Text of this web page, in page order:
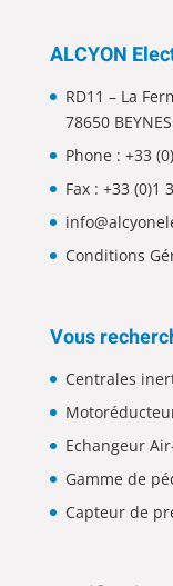
ALCYON
RD11 – La
78650
Phone : +33
Fax : +33 (0)1
Conditions
Vous
Centrales
Echangeur
Gamme de
Capteur de